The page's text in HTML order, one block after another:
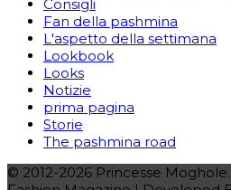
Consigli
Fan della pashmina
L'aspetto della settimana
Lookbook
Looks
Notizie
prima pagina
Storie
The pashmina road
© 2012-2026 Princesse